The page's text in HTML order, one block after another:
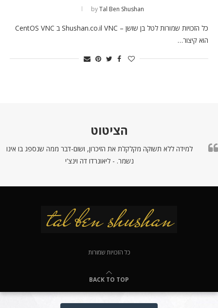
byTal Ben Shushan
כל הזכויות שמורות לטל בן שושן – Shushan.co.il VNC ב CentOS VNC
הוא קיצור…
הציטוט
למידה ללא תשוקה מקלקלת את הזיכרון, ושום-דבר ממה שנספג בו אינו
נשמר. - ליאונרדו דה וינצ'י
כל הזכויות שמורות
BACK TO TOP